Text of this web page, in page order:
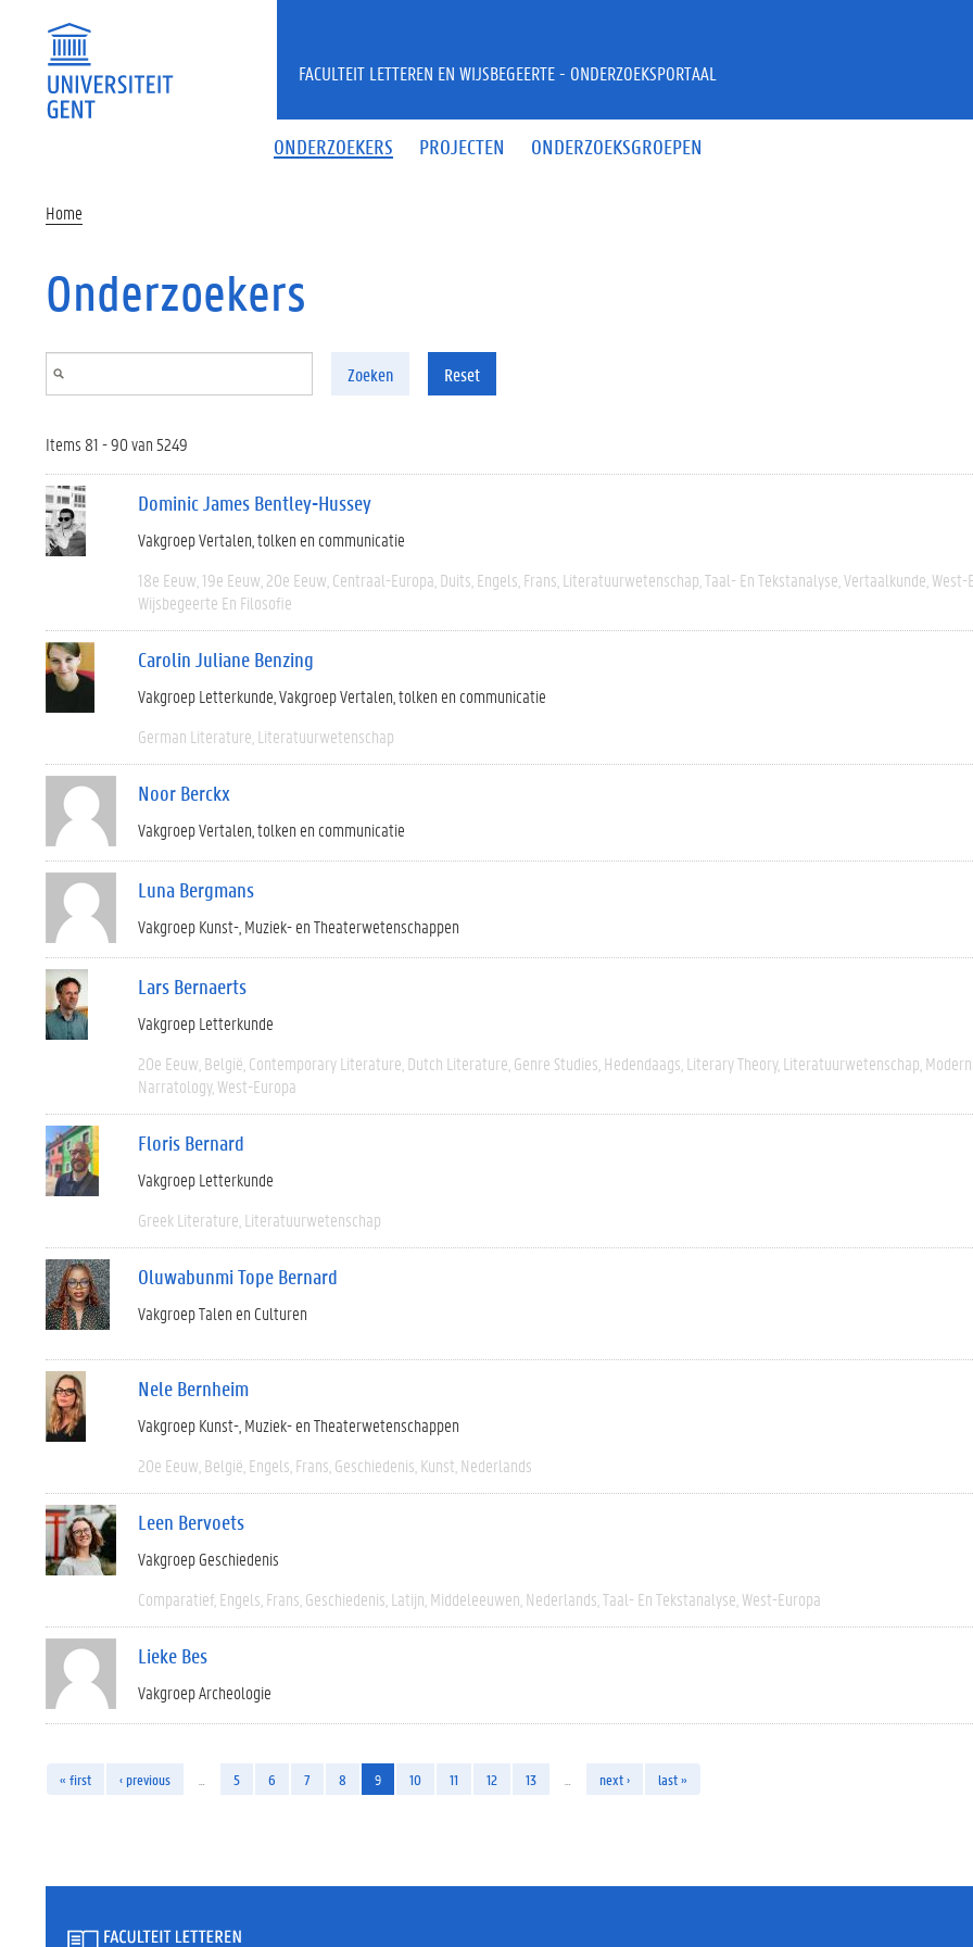
ONDERZOEKERS PROJECTEN ONDERZOEKSGROEPEN
FACULTEIT LETTEREN EN WIJSBEGEERTE - ONDERZOEKSPORTAAL
Home
Onderzoekers
Zoeken Reset
Items 81 - 90 van 5249
Dominic James Bentley-Hussey
Vakgroep Vertalen, tolken en communicatie
18e Eeuw 19e Eeuw 20e Eeuw Centraal-Europa Duits Engels Frans Literatuurwetenschap Taal- En Tekstanalyse Vertaalkunde West-
Wijsbegeerte En Filosofie
Carolin Juliane Benzing
Vakgroep Letterkunde Vakgroep Vertalen, tolken en communicatie
German Literature Literatuurwetenschap
Noor Berckx
Vakgroep Vertalen, tolken en communicatie
Luna Bergmans
Vakgroep Kunst-, Muziek- en Theaterwetenschappen
Lars Bernaerts
Vakgroep Letterkunde
20e Eeuw België Contemporary Literature Dutch Literature Genre Studies Hedendaags Literary Theory Literatuurwetenschap
Narratology West-Europa
Floris Bernard
Vakgroep Letterkunde
Greek Literature Literatuurwetenschap
Oluwabunmi Tope Bernard
Vakgroep Talen en Culturen
Nele Bernheim
Vakgroep Kunst-, Muziek- en Theaterwetenschappen
20e Eeuw België Engels Frans Geschiedenis Kunst Nederlands
Leen Bervoets
Vakgroep Geschiedenis
Comparatief Engels Frans Geschiedenis Latijn Middeleeuwen Nederlands Taal- En Tekstanalyse West-Europa
Lieke Bes
Vakgroep Archeologie
« first ‹ previous 5 6 7 8 9 10 11 12 13 next › last »